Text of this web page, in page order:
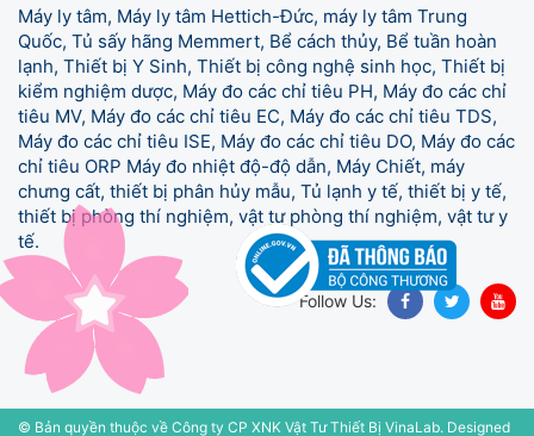
Máy ly tâm, Máy ly tâm Hettich-Đức, máy ly tâm Trung
Quốc, Tủ sấy hãng Memmert, Bể cách thủy, Bể tuần hoàn
lạnh, Thiết bị Y Sinh, Thiết bị công nghệ sinh học, Thiết bị
kiểm nghiệm dược, Máy đo các chỉ tiêu PH, Máy đo các chỉ
tiêu MV, Máy đo các chỉ tiêu EC, Máy đo các chỉ tiêu TDS,
Máy đo các chỉ tiêu ISE, Máy đo các chỉ tiêu DO, Máy đo các
chỉ tiêu ORP Máy đo nhiệt độ-độ dẫn, Máy Chiết, máy
chưng cất, thiết bị phân hủy mẫu, Tủ lạnh y tế, thiết bị y tế,
thiết bị phòng thí nghiệm, vật tư phòng thí nghiệm, vật tư y
tế.
Follow Us:
© Bản quyền thuộc về Công ty CP XNK Vật Tư Thiết Bị VinaLab. Designed